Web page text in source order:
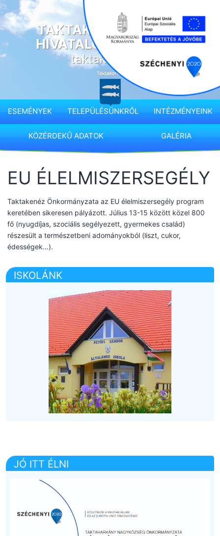
Ugrás
a
tartalomhozTAKTAKENÉZ KÖZSÉG
HIVATALOS HONLAPJA
taktakenez.hu
ESEMÉNYEK TELEPÜLÉSÜNKRŐL INTÉZMÉNYEINK
KÖZÉRDEKŰ ADATOK GALÉRIA
EU ÉLELMISZERSEGÉLY
Taktakenéz Önkormányzata az EU élelmiszersegély program
keretében sikeresen pályázott. Július 13-15 között közel 800
fő (nyugdíjas, szociális segélyezett, gyermekes család)
részesült a természetbeni adományokból (liszt, cukor,
édességek…).
ISKOLÁNK
JÓ ITT ÉLNI